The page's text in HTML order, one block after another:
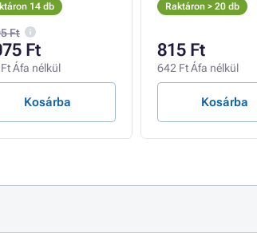
14 db
Ft
Ft
Áfa nélkül
Kosárba
Raktáron > 20 db
815 Ft
642 Ft Áfa nélkül
Kosárba